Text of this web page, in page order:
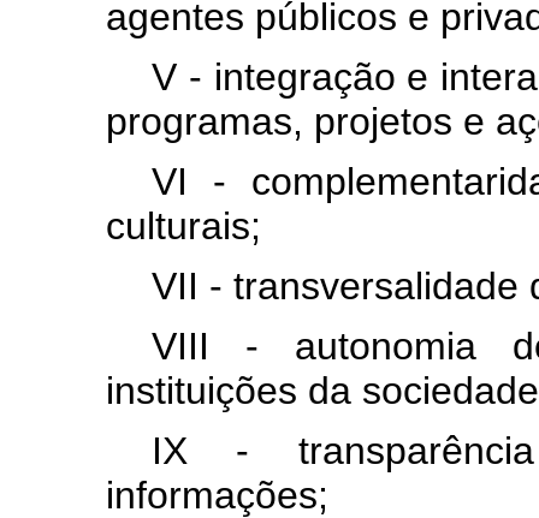
agentes públicos e
V - integração e
programas, projetos e
VI -
culturais;
VII - transversalidade
VIII - autonomia
instituições da
IX -
informações;